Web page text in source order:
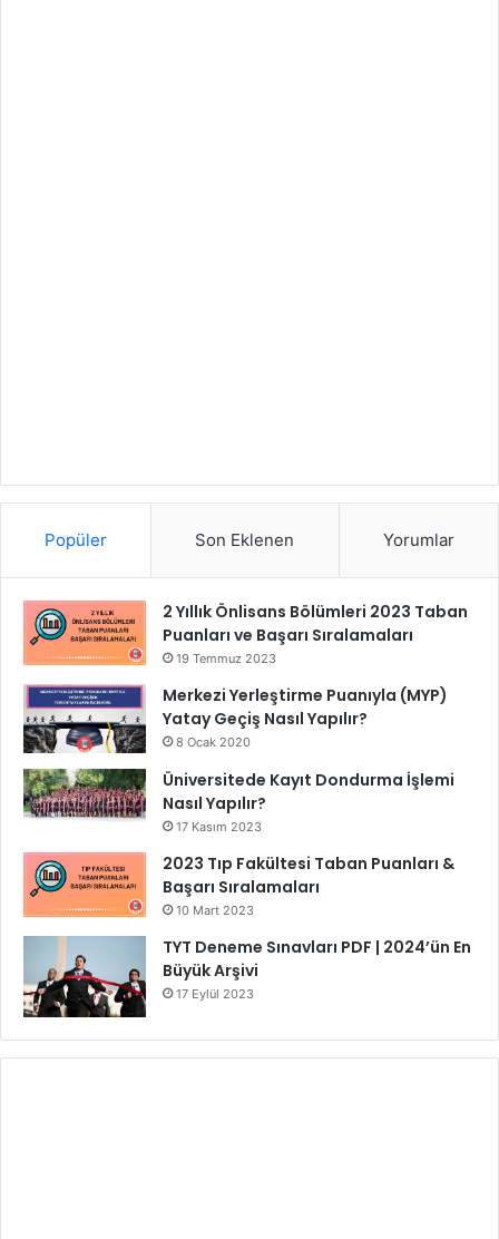
Popüler Son Eklenen Yorumlar
2 Yıllık Önlisans Bölümleri 2023 Taban
Puanları ve Başarı Sıralamaları
19 Temmuz 2023
Merkezi Yerleştirme Puanıyla (MYP)
Yatay Geçiş Nasıl Yapılır?
8 Ocak 2020
Üniversitede Kayıt Dondurma İşlemi
Nasıl Yapılır?
17 Kasım 2023
2023 Tıp Fakültesi Taban Puanları &
Başarı Sıralamaları
10 Mart 2023
TYT Deneme Sınavları PDF | 2024’ün En
Büyük Arşivi
17 Eylül 2023